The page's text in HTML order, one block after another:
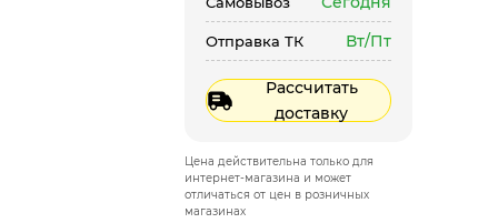
Отправка ТК Вт/Пт
Рассчитать
доставку
Цена действительна только для
интернет-магазина и может
отличаться от цен в розничных
магазинах